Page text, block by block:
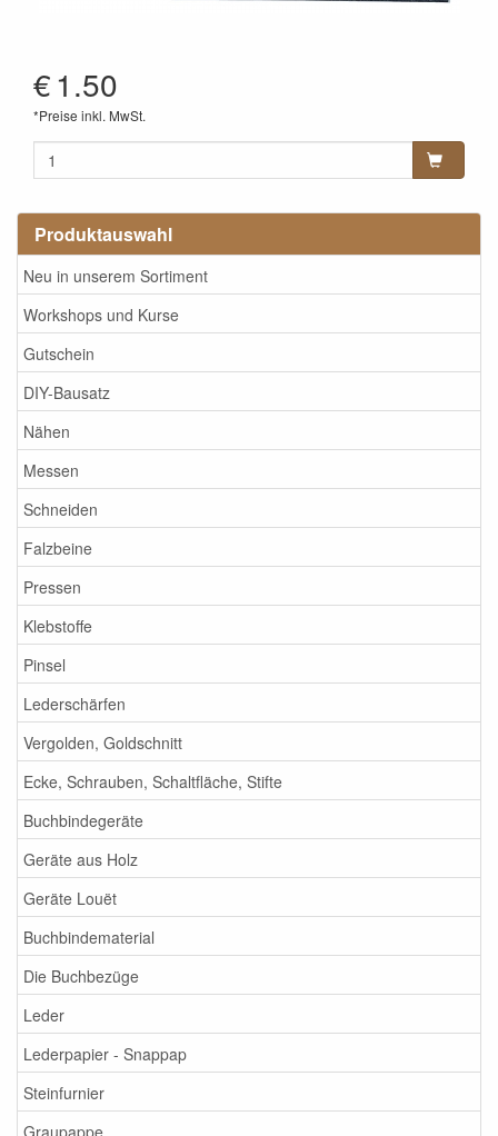
Produktauswahl
Neu in unserem Sortiment
Workshops und Kurse
Gutschein
DIY-Bausatz
Nähen
Messen
Schneiden
Falzbeine
Pressen
Klebstoffe
Pinsel
Lederschärfen
Vergolden, Goldschnitt
Ecke, Schrauben, Schaltfläche, Stifte
Buchbindegeräte
Geräte aus Holz
Geräte Louët
Buchbindematerial
Die Buchbezüge
Leder
Lederpapier - Snappap
Steinfurnier
Graupappe
€1.50
*Preise inkl. MwSt.